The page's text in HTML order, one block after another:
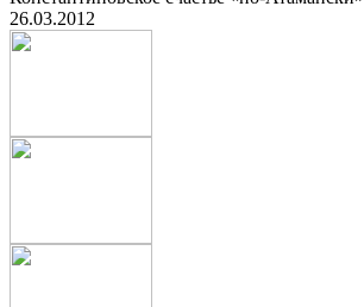
26.03.2012